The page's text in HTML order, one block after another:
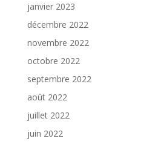
janvier 2023
décembre 2022
novembre 2022
octobre 2022
septembre 2022
août 2022
juillet 2022
juin 2022